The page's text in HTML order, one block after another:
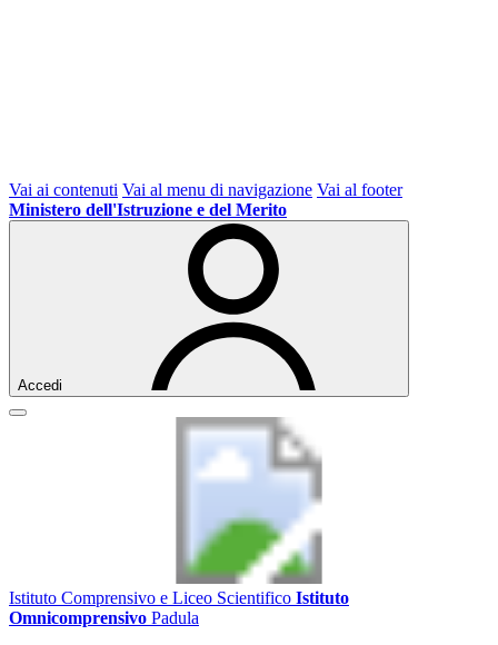
Vai ai contenuti Vai al menu di navigazione Vai al footer
Ministero dell'Istruzione e del Merito
Accedi
Istituto Comprensivo e Liceo Scientifico Istituto
Omnicomprensivo Padula